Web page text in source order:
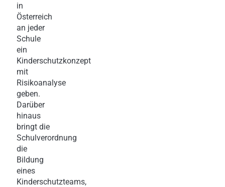
in
Österreich
an jeder
Schule
ein
Kinderschutzkonzept
mit
Risikoanalyse
geben.
Darüber
hinaus
bringt die
Schulverordnung
die
Bildung
eines
Kinderschutzteams,